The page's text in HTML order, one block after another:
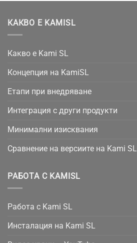
КАКВО Е KAMISL
Какво е Kami SL
Концепция на KamiSL
Етапи при внедряване
Интеграция с други продукти
Минимални изисквания
Сравнение на версиите на Kami SL
РАБОТА С KAMISL
Работа с Kami SL
Инсталация на Kami SL